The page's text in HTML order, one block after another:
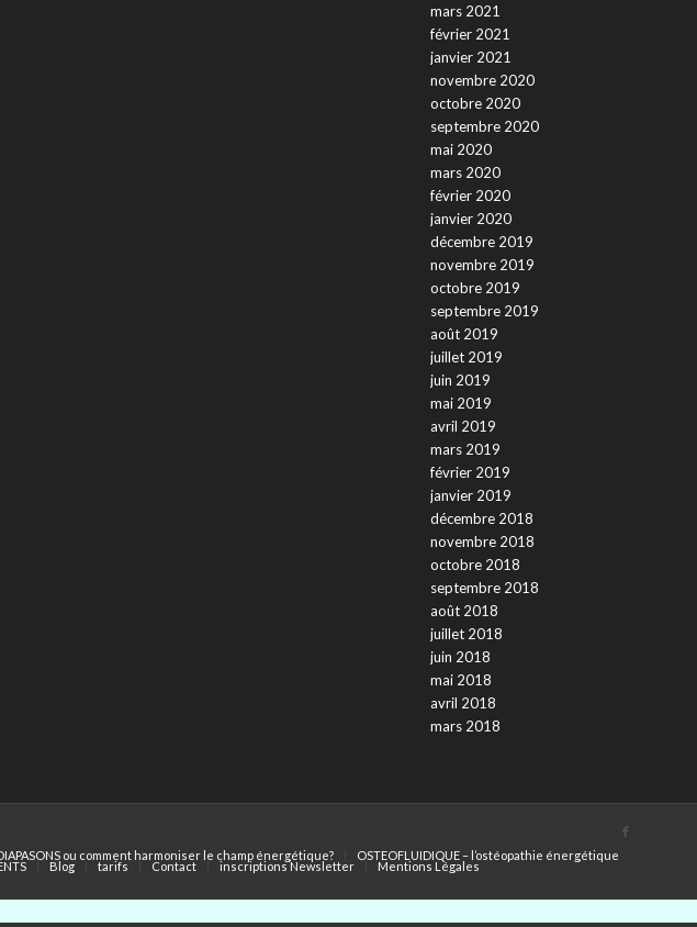
mars 2021
février 2021
janvier 2021
novembre 2020
octobre 2020
septembre 2020
mai 2020
mars 2020
février 2020
janvier 2020
décembre 2019
novembre 2019
octobre 2019
septembre 2019
août 2019
juillet 2019
juin 2019
mai 2019
avril 2019
mars 2019
février 2019
janvier 2019
décembre 2018
novembre 2018
octobre 2018
septembre 2018
août 2018
juillet 2018
juin 2018
mai 2018
avril 2018
mars 2018
ou comment harmoniser le champ énergétique? OSTEOFLUIDIQUE – l’ostéopathie énergétique
Blog tarifs Contact inscriptions Newsletter Mentions Légales